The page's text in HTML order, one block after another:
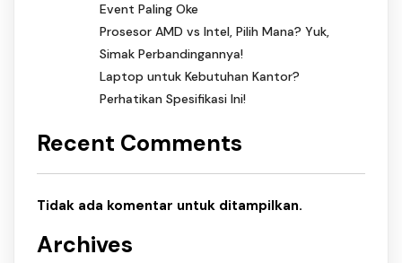
Event Paling Oke
Prosesor AMD vs Intel, Pilih Mana? Yuk,
Simak Perbandingannya!
Laptop untuk Kebutuhan Kantor?
Perhatikan Spesifikasi Ini!
Recent Comments
Tidak ada komentar untuk ditampilkan.
Archives